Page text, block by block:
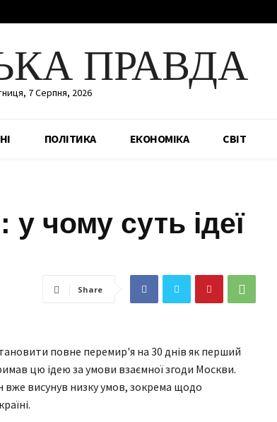
ПРАВДА
7 Серпня, 2026
ПОЛІТИКА ЕКОНОМІКА СВІТ
чому суть ідеї
Share
повне перемир'я на 30 днів як перший
цю ідею за умови взаємної згоди Москви.
висунув низку умов, зокрема щодо